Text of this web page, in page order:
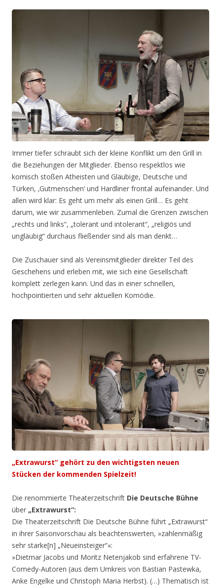
Immer tiefer schraubt sich der kleine Konflikt um den Grill in
die Beziehungen der Mitglieder. Ebenso respektlos wie
komisch stoßen Atheisten und Gläubige, Deutsche und
Türken, ‚Gutmenschen‘ und Hardliner frontal aufeinander. Und
allen wird klar: Es geht um mehr als einen Grill… Es geht
darum, wie wir zusammenleben. Zumal die Grenzen zwischen
„rechts und links“, „tolerant und intolerant“, „religiös und
ungläubig“ durchaus fließender sind als man denkt…
Die Zuschauer sind als Vereinsmitglieder direkter Teil des
Geschehens und erleben mit, wie sich eine Gesellschaft
komplett zerlegen kann. Und das in einer schnellen,
hochpointierten und sehr aktuellen Komödie.
„Extrawurst“ gehört zu den wichtigsten neuen
Stücken der kommenden Spielzeit!
Die renommierte Theaterzeitschrift Die Deutsche Bühne
über „Extrawurst“:
Die Theaterzeitschrift Die Deutsche Bühne führt „Extrawurst“
in ihrer Saisonvorschau als beachtenswerten, »zahlenmäßig
sehr starke[n] „Neueinsteiger“«:
»Dietmar Jacobs und Moritz Netenjakob sind erfahrene TV-
Comedy-Autoren (aus dem Umkreis von Bastian Pastewka,
Anke Engelke und Christoph Maria Herbst). (…) Thematisch ist